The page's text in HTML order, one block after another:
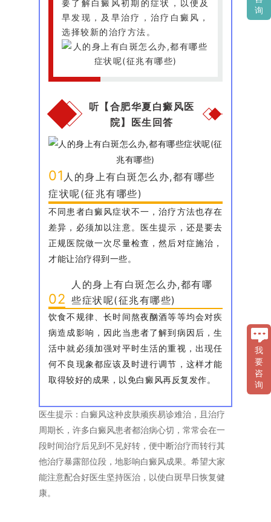
要了解白癜风初期的症状，以便及
早发现，及早治疗，治疗白癜风，
选择较新的治疗方法。
听【合肥华夏白癜风医
院】医生回答
01 人的身上有白斑怎么办,都有哪些
症状呢(征兆有哪些)
不同患者白癜风症状不一，治疗方法也存在
差异，必须加以注意。医生提示，还是要去
正规医院做一次尽量检查，然后对症施治，
才能让治疗得到一些。
02
人的身上有白斑怎么办,都有哪
些症状呢(征兆有哪些)
饮食不规律、长时间熬夜酗酒等等均会对疾
病造成影响，因此当患者了解到病因后，生
活中就必须加强对平时生活的重视，出现任
何不良现象都应该及时进行调节，这样才能
取得较好的成果，以免白癜风再反复发作。
医生提示：白癜风这种皮肤顽疾易诊难治，且治疗
周期长，许多白癜风患者都治病心切，常常会在一
段时间治疗后见到不见好转，便中断治疗而转行其
他治疗暴露部位段，地影响白癜风成果。希望大家
能注意配合好医生坚持医治，以使白斑早日恢复健
康。
我
要
咨
询
询